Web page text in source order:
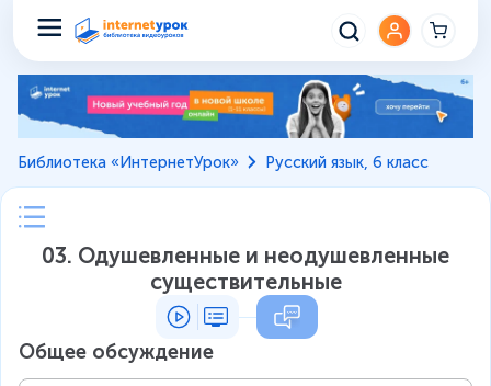
Библиотека «ИнтернетУрок» Русский язык, 6 класс
03. Одушевленные и неодушевленные
существительные
Общее обсуждение